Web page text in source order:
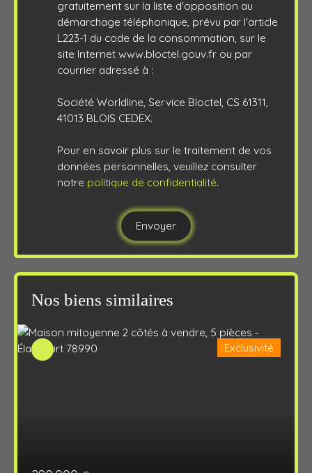
gratuitement sur la liste d'opposition au
démarchage téléphonique, prévu par l'article
L223-1 du code de la consommation, sur le
site Internet www.bloctel.gouv.fr ou par
courrier adressé à :
Société Worldline, Service Bloctel, CS 61311,
41013 BLOIS CEDEX.
Pour en savoir plus sur le traitement de vos
données personnelles, veuillez consulter
notre politique de confidentialité.
Envoyer
Nos biens similaires
Exclusivité